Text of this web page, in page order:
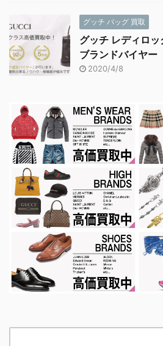
グッチ バッグ 買取
グッチ レディロ
ブランドバイヤー
2020/4/8